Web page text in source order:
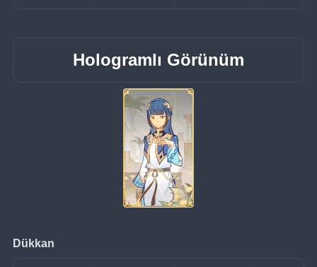
Hologramlı Görünüm
Dükkan